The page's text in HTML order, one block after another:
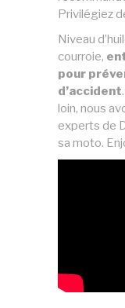
Privilégiez
Niveau
courroie,
pour
d’accident
loin, nous
experts de
sa moto.